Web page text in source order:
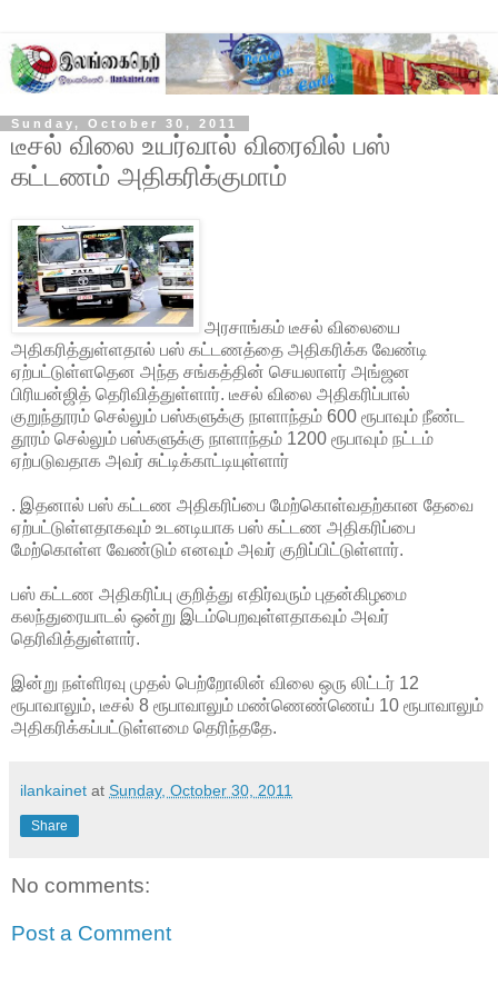
Sunday, October 30, 2011
டீசல் விலை உயர்வால் விரைவில் பஸ்
கட்டணம் அதிகரிக்குமாம்
அரசாங்கம் டீசல் விலையை
அதிகரித்துள்ளதால் பஸ் கட்டணத்தை அதிகரிக்க வேண்டி
ஏற்பட்டுள்ளதென அந்த சங்கத்தின் செயலாளர் அங்ஜன
பிரியன்ஜித் தெரிவித்துள்ளார். டீசல் விலை அதிகரிப்பால்
குறுந்தூரம் செல்லும் பஸ்களுக்கு நாளாந்தம் 600 ரூபாவும் நீண்ட
தூரம் செல்லும் பஸ்களுக்கு நாளாந்தம் 1200 ரூபாவும் நட்டம்
ஏற்படுவதாக அவர் சுட்டிக்காட்டியுள்ளார்
. இதனால் பஸ் கட்டண அதிகரிப்பை மேற்கொள்வதற்கான தேவை
ஏற்பட்டுள்ளதாகவும் உடனடியாக பஸ் கட்டண அதிகரிப்பை
மேற்கொள்ள வேண்டும் எனவும் அவர் குறிப்பிட்டுள்ளார்.
பஸ் கட்டண அதிகரிப்பு குறித்து எதிர்வரும் புதன்கிழமை
கலந்துரையாடல் ஒன்று இடம்பெறவுள்ளதாகவும் அவர்
தெரிவித்துள்ளார்.
இன்று நள்ளிரவு முதல் பெற்றோலின் விலை ஒரு லிட்டர் 12
ரூபாவாலும், டீசல் 8 ரூபாவாலும் மண்ணெண்ணெய் 10 ரூபாவாலும்
அதிகரிக்கப்பட்டுள்ளமை தெரிந்ததே.
ilankainet at Sunday, October 30, 2011
Share
No comments:
Post a Comment